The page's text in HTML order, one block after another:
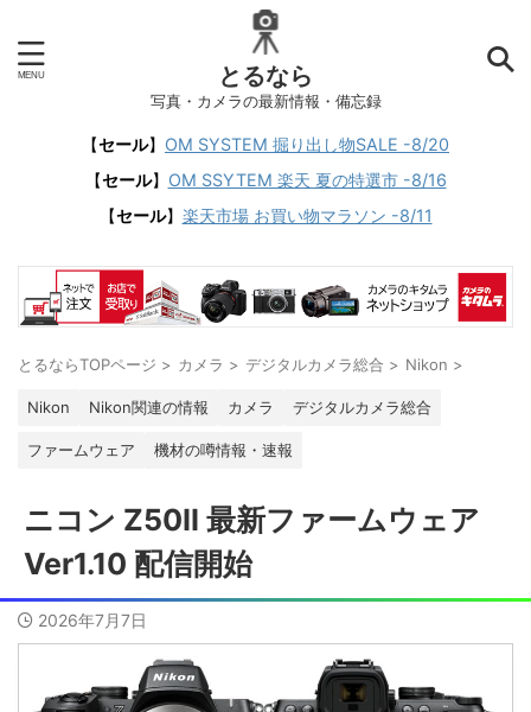
とるなら
写真・カメラの最新情報・備忘録
【セール】 OM SYSTEM 掘り出し物SALE -8/20
【セール】 OM SSYTEM 楽天 夏の特選市 -8/16
【セール】 楽天市場 お買い物マラソン -8/11
とるならTOPページ > カメラ > デジタルカメラ総合 > Nikon >
Nikon Nikon関連の情報 カメラ デジタルカメラ総合
ファームウェア 機材の噂情報・速報
ニコン Z50II 最新ファームウェア
Ver1.10 配信開始
2026年7月7日